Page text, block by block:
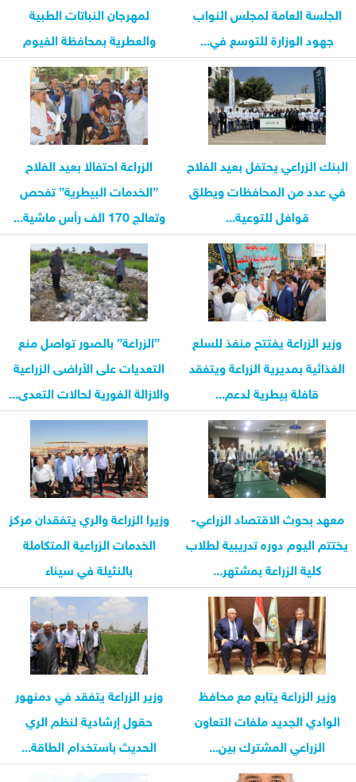
الجلسة العامة لمجلس النواب
جهود الوزارة للتوسع في...
لمهرجان النباتات الطبية
والعطرية بمحافظة الفيوم
البنك الزراعي يحتفل بعيد الفلاح
في عدد من المحافظات ويطلق
قوافل للتوعية...
الزراعة احتفالا بعيد الفلاح
”الخدمات البيطرية” تفحص
وتعالج 170 الف رأس ماشية...
وزير الزراعة يفتتح منفذ للسلع
الغذائية بمديرية الزراعة ويتفقد
قافلة بيطرية لدعم...
”الزراعة” بالصور تواصل منع
التعديات على الأراضى الزراعية
والازالة الفورية لحالات التعدى...
معهد بحوث الاقتصاد الزراعي-
يختتم اليوم دوره تدريبية لطلاب
كلية الزراعة بمشتهر...
وزيرا الزراعة والري يتفقدان مركز
الخدمات الزراعية المتكاملة
بالنثيلة في سيناء
وزير الزراعة يتابع مع محافظ
الوادي الجديد ملفات التعاون
الزراعي المشترك بين...
وزير الزراعة يتفقد في دمنهور
حقول إرشادية لنظم الري
الحديث باستخدام الطاقة...